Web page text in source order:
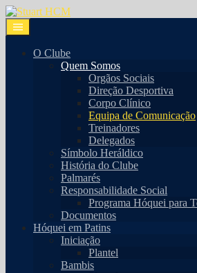
O Clube
Quem Somos
Orgãos Sociais
Direção Desportiva
Corpo Clínico
Equipa de Comunicação
Treinadores
Delegados
Símbolo Heráldico
História do Clube
Palmarés
Responsabilidade Social
Programa Hóquei para
Documentos
Hóquei em Patins
Iniciação
Plantel
Bambis